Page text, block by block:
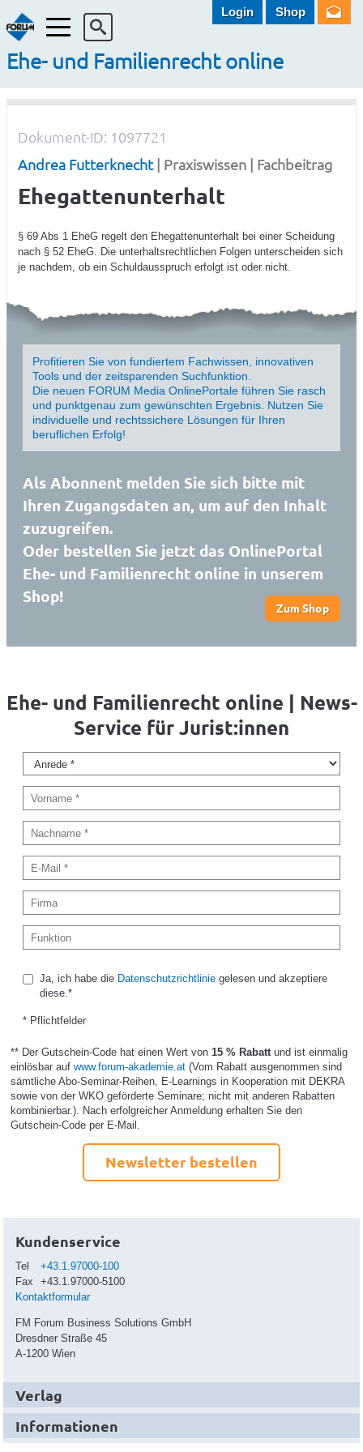
Menü
Ehe- und Familienrecht online
Login Shop
Dokument-ID: 1097721
Andrea Futterknecht| Praxiswissen | Fachbeitrag
Ehegattenunterhalt
§ 69 Abs 1 EheG regelt den Ehegattenunterhalt bei einer Scheidung
nach § 52 EheG. Die unterhaltsrechtlichen Folgen unterscheiden sich
je nachdem, ob ein Schuldausspruch erfolgt ist oder nicht.
Profitieren Sie von fundiertem Fachwissen, innovativen
Tools und der zeitsparenden Suchfunktion.
Die neuen FORUM Media OnlinePortale führen Sie rasch
und punktgenau zum gewünschten Ergebnis. Nutzen Sie
individuelle und rechtssichere Lösungen für Ihren
beruflichen Erfolg!
Als Abonnent melden Sie sich bitte mit
Ihren Zugangsdaten an, um auf den Inhalt
zuzugreifen.
Oder bestellen Sie jetzt das OnlinePortal
Ehe- und Familienrecht online in unserem
Shop!
Zum Shop
Ehe- und Familienrecht online | News-
Service für Jurist:innen
Ja, ich habe die Datenschutzrichtliniegelesen und akzeptiere
diese.*
* Pflichtfelder
** Der Gutschein-Code hat einen Wert von 15 % Rabatt und ist einmalig
einlösbar auf www.forum-akademie.at(Vom Rabatt ausgenommen sind
sämtliche Abo-Seminar-Reihen, E-Learnings in Kooperation mit DEKRA
sowie von der WKO geförderte Seminare; nicht mit anderen Rabatten
kombinierbar.). Nach erfolgreicher Anmeldung erhalten Sie den
Gutschein-Code per E-Mail.
Newsletter bestellen
Kundenservice
Tel
+43.1.97000-100
Fax
+43.1.97000-5100
Kontaktformular
FM Forum Business Solutions GmbH
Dresdner Straße 45
A-1200 Wien
Verlag
Informationen